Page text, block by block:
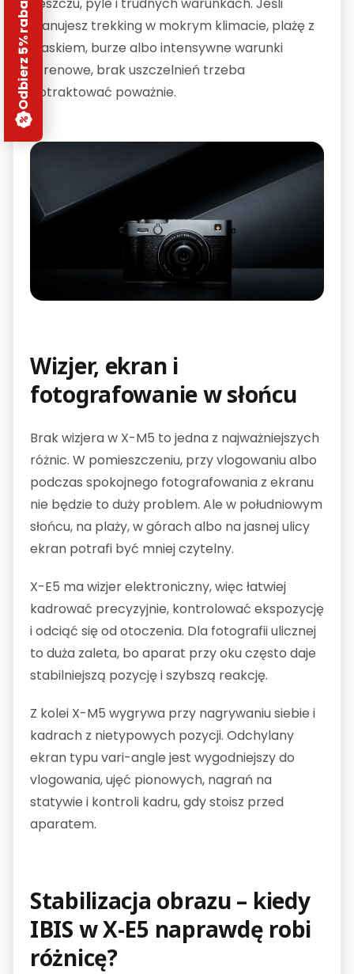
deszczu, pyle i trudnych warunkach. Jeśli
planujesz trekking w mokrym klimacie, plażę z
piaskiem, burze albo intensywne warunki
terenowe, brak uszczelnień trzeba
potraktować poważnie.
Wizjer, ekran i
fotografowanie w słońcu
Brak wizjera w X-M5 to jedna z najważniejszych
różnic. W pomieszczeniu, przy vlogowaniu albo
podczas spokojnego fotografowania z ekranu
nie będzie to duży problem. Ale w południowym
słońcu, na plaży, w górach albo na jasnej ulicy
ekran potrafi być mniej czytelny.
X-E5 ma wizjer elektroniczny, więc łatwiej
kadrować precyzyjnie, kontrolować ekspozycję
i odciąć się od otoczenia. Dla fotografii ulicznej
to duża zaleta, bo aparat przy oku często daje
stabilniejszą pozycję i szybszą reakcję.
Z kolei X-M5 wygrywa przy nagrywaniu siebie i
kadrach z nietypowych pozycji. Odchylany
ekran typu vari-angle jest wygodniejszy do
vlogowania, ujęć pionowych, nagrań na
statywie i kontroli kadru, gdy stoisz przed
aparatem.
Stabilizacja obrazu – kiedy
IBIS w X-E5 naprawdę robi
różnicę?
Odbierz 5% rabatu